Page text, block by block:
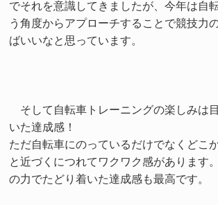
でそれを意識してきましたが、今年は自
う角度からアプローチすることで競技力
ばいいなと思っています。
そして自転車トレーニングの楽しみは
いた達成感！
ただ自転車にのっているだけでなくどこ
と近づくにつれてワクワク感があります
の力でたどり着いた達成感も最高です。